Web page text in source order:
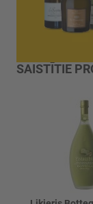
SAISTĪTIE